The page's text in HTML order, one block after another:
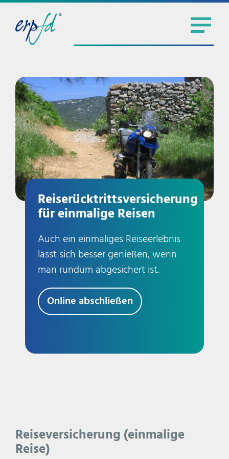
Reiserücktrittsversicherung
für einmalige Reisen
Auch ein einmaliges Reiseerlebnis
lässt sich besser genießen, wenn
man rundum abgesichert ist.
Online abschließen
Reiseversicherung (einmalige
Reise)